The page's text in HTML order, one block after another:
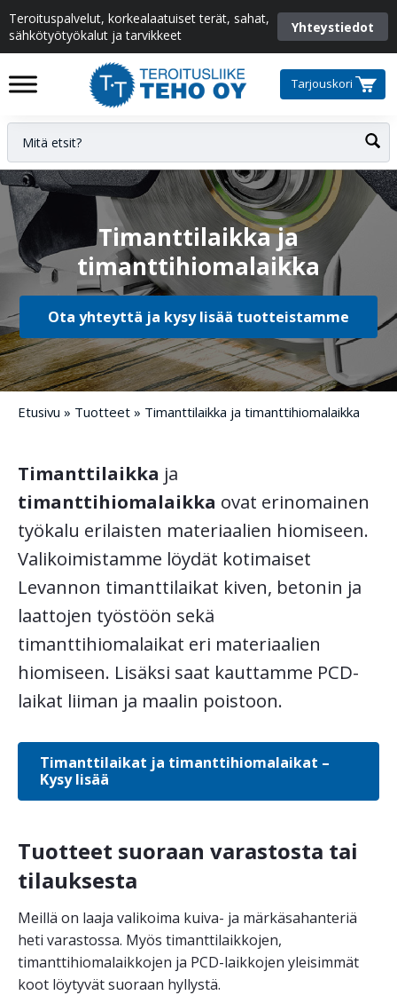
Teroituspalvelut, korkealaatuiset terät, sahat,
sähkötyötyökalut ja tarvikkeet
Yhteystiedot
Tarjouskori
Timanttilaikka ja
timanttihiomalaikka
Ota yhteyttä ja kysy lisää tuotteistamme
Etusivu » Tuotteet » Timanttilaikka ja timanttihiomalaikka
Timanttilaikka ja
timanttihiomalaikka ovat erinomainen
työkalu erilaisten materiaalien hiomiseen.
Valikoimistamme löydät kotimaiset
Levannon timanttilaikat kiven, betonin ja
laattojen työstöön sekä
timanttihiomalaikat eri materiaalien
hiomiseen. Lisäksi saat kauttamme PCD-
laikat liiman ja maalin poistoon.
Timanttilaikat ja timanttihiomalaikat –
Kysy lisää
Tuotteet suoraan varastosta tai
tilauksesta
Meillä on laaja valikoima kuiva- ja märkäsahanteriä
heti varastossa. Myös timanttilaikkojen,
timanttihiomalaikkojen ja PCD-laikkojen yleisimmät
koot löytyvät suoraan hyllystä.